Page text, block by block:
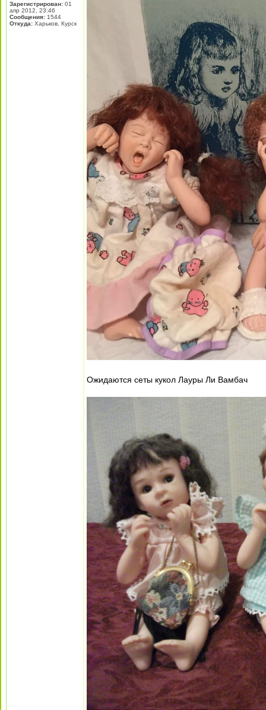
Зарегистрирован: 01
апр 2012, 23:46
Сообщения: 1544
Откуда: Харьков, Курск
Ожидаются сеты кукол Лауры Ли Вамбач